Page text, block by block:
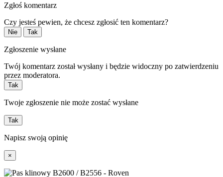
Zgłoś komentarz
Czy jesteś pewien, że chcesz zgłosić ten komentarz?
Nie Tak
Zgłoszenie wysłane
Twój komentarz został wysłany i będzie widoczny po zatwierdzeniu
przez moderatora.
Tak
Twoje zgłoszenie nie może zostać wysłane
Tak
Napisz swoją opinię
×